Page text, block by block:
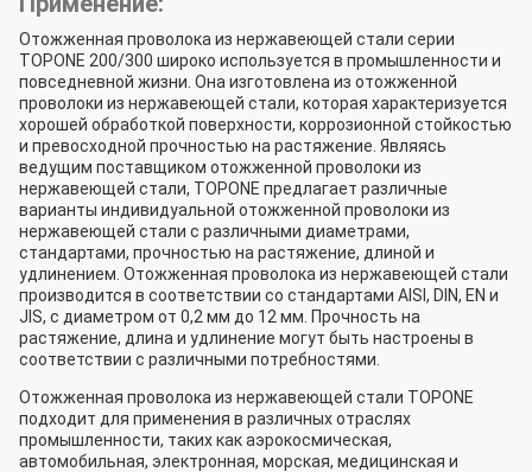
Отожженная проволока из нержавеющей стали серии
TOPONE 200/300 широко используется в промышленности и
повседневной жизни. Она изготовлена из отожженной
проволоки из нержавеющей стали, которая характеризуется
хорошей обработкой поверхности, коррозионной стойкостью
и превосходной прочностью на растяжение. Являясь
ведущим поставщиком отожженной проволоки из
нержавеющей стали, TOPONE предлагает различные
варианты индивидуальной отожженной проволоки из
нержавеющей стали с различными диаметрами,
стандартами, прочностью на растяжение, длиной и
удлинением. Отожженная проволока из нержавеющей стали
производится в соответствии со стандартами AISI, DIN, EN и
JIS, с диаметром от 0,2 мм до 12 мм. Прочность на
растяжение, длина и удлинение могут быть настроены в
соответствии с различными потребностями.
Отожженная проволока из нержавеющей стали TOPONE
подходит для применения в различных отраслях
промышленности, таких как аэрокосмическая,
автомобильная, электронная, морская, медицинская и